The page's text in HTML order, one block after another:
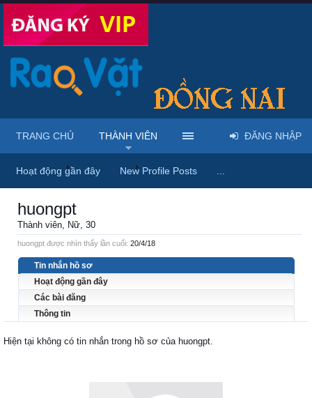
Trang chủ Thành viên huongpt
huongpt
Thành viên, Nữ, 30
huongpt được nhìn thấy lần cuối: 20/4/18
Tin nhắn hồ sơ
Hoạt động gần đây
Các bài đăng
Thông tin
Hiện tại không có tin nhắn trong hồ sơ của huongpt.
TRANG CHỦ THÀNH VIÊN
Hoạt động gần đây New Profile Posts
ĐĂNG NHẬP